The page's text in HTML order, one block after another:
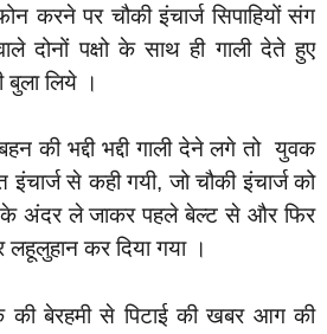
करने पर चौकी इंचार्ज सिपाहियों संग
पक्षो के साथ ही गाली देते हुए
बुला लिये ।
की भद्दी भद्दी गाली देने लगे तो युवक
इंचार्ज से कही गयी, जो चौकी इंचार्ज को
के अंदर ले जाकर पहले बेल्ट से और फिर
कर दिया गया ।
की बेरहमी से पिटाई की खबर आग की